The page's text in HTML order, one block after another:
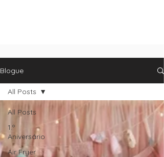
Blogue
All Posts
1.º
Aniversário
Air Fryer
All Posts